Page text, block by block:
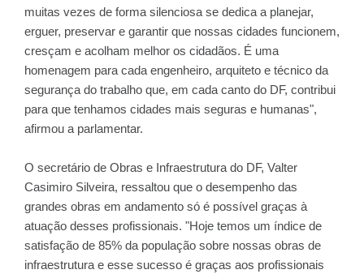
muitas vezes de forma silenciosa se dedica a planejar,
erguer, preservar e garantir que nossas cidades funcionem,
cresçam e acolham melhor os cidadãos. É uma
homenagem para cada engenheiro, arquiteto e técnico da
segurança do trabalho que, em cada canto do DF, contribui
para que tenhamos cidades mais seguras e humanas",
afirmou a parlamentar.
O secretário de Obras e Infraestrutura do DF, Valter
Casimiro Silveira, ressaltou que o desempenho das
grandes obras em andamento só é possível graças à
atuação desses profissionais. "Hoje temos um índice de
satisfação de 85% da população sobre nossas obras de
infraestrutura e esse sucesso é graças aos profissionais